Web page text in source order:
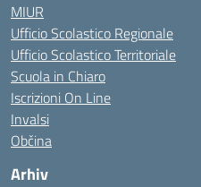
MIUR
Ufficio Scolastico Regionale
Ufficio Scolastico Territoriale
Scuola in Chiaro
Iscrizioni On Line
Invalsi
Občina
Arhiv